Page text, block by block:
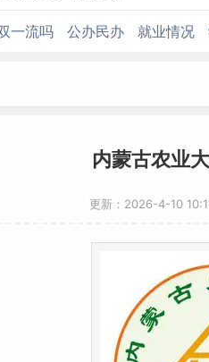
一流吗 公办民办 就业情况
内蒙古农业
更新：2026-4-10